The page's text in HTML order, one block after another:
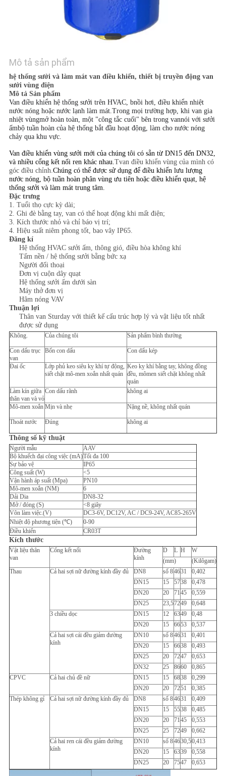
ĐỒ
TRANG
WEB
PRIVACY
POLICY
Mô tả sản phẩm
hệ thống sưởi và làm mát van điều khiển, thiết bị truyền động van
sưởi vùng điện
Mô tả Sản phẩm
Van điều khiển hệ thống sưởi trên HVAC, bnồi hơi, điều khiển nhiệt
nước nóng hoặc nước lạnh làm mát.Trong mọi trường hợp, khi van gia
nhiệt vùngmở hoàn toàn, một "công tắc cuối" bên trong vannói với sưởi
ấmbộ tuần hoàn của hệ thống bắt đầu hoạt động, làm cho nước nóng
chảy qua khu vực.
Van điều khiển vùng sưởi mới của chúng tôi có sẵn từ DN15 đến DN32,
và nhiều cổng kết nối ren khác nhau.Tvan điều khiển vùng của mình có
góc điều chỉnh.Chúng có thể được sử dụng để điều khiển lưu lượng
nước nóng, bộ tuần hoàn phân vùng ưu tiên hoặc điều khiển quạt, hệ
thống sưởi và làm mát trung tâm.
Đặc trưng
1. Tuổi thọ cực kỳ dài;
2. Ghi đè bằng tay, van có thể hoạt động khi mất điện;
3. Kích thước nhỏ và chỉ báo vị trí;
4. Hiệu suất niêm phong tốt, bao vây IP65.
Đăng kí
Hệ thống HVAC sưởi ấm, thông gió, điều hòa không khí
Tấm nền / hệ thống sưởi bằng bức xạ
Người đối thoại
Đơn vị cuộn dây quạt
Hệ thống sưởi ấm dưới sàn
Máy thở đơn vị
Hâm nóng VAV
Thuận lợi
Thân van Sturday với thiết kế cấu trúc hợp lý và vật liệu tốt nhất
được sử dụng
Không. Của chúng tôi Sản phẩm bình thường
Con dấu trục
van
Bốn con dấu Con dấu kép
Đai ốc
Lớp phủ keo siêu kỵ khí tự động,
siết chặt mô-men xoắn nhất quán
Keo kỵ khí bằng tay, không đồng
đều, mômen siết chặt không nhất
quán
Làm kín giữa
thân van và vỏ
Con dấu rãnh không ai
Mô-men xoắn Mịn và nhẹ Nặng nề, không nhất quán
Thoát nước Đúng không ai
Thông số kỹ thuật
Người mẫu
AAV
Bộ khuếch đại công việc (mA)Tối đa 100
Sự bảo vệ
IP65
Công suất (W)
<5
Vận hành áp suất (Mpa)
PN10
Mô-men xoắn (NM)
6
Dải Dia
DN8-32
Mở / đóng (S)
<8 giây
Vôn làm việc.(V)
DC3-6V, DC12V, AC / DC9-24V, AC85-265V
Nhiệt độ phương tiện (℃)
0-90
Điều khiển
CR03T
Kích thước
Vật liệu thân
van
Cổng kết nối
Đường
kính
D L H
W
(mm)
(Kilôgam)
Thau
Cả hai sợi nữ đường kính đầy đủ DN8 số 84631
0,402
DN15
15 5738
0,478
DN20
20 7145
0,559
DN25
23,57249
0,648
3 chiều dọc
DN15 12 6349
0,48
DN20
15 6653
0,537
Cả hai sợi cái đều giảm đường
kính
DN10 số 84631
0,401
DN20
15 6638
0,493
DN25
20 7247
0,653
DN32
25 8660
0,865
CPVC
Cả hai chủ đề nữ DN15 15 6838
0,299
DN20
20 7251
0,385
Thép không gỉ
Cả hai sợi nữ đường kính đầy đủ DN8 số 84631
0,409
DN15
15 5538
0,485
DN20
20 7145
0,553
DN25
25 7249
0,662
Cả hai ren cái đều giảm đường
kính
DN10 số 84630,50,413
DN20
15 6339
0,558
DN25
20 7547 0,653